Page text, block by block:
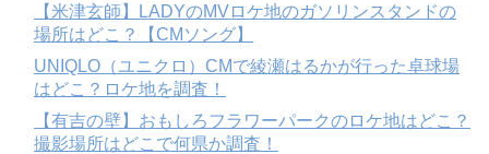
【米津玄師】LADYのMVロケ地のガソリンスタンドの
場所はどこ？【CMソング】
UNIQLO（ユニクロ）CMで綾瀬はるかが行った卓球場
はどこ？ロケ地を調査！
【有吉の壁】おもしろフラワーパークのロケ地はどこ？
撮影場所はどこで何県か調査！